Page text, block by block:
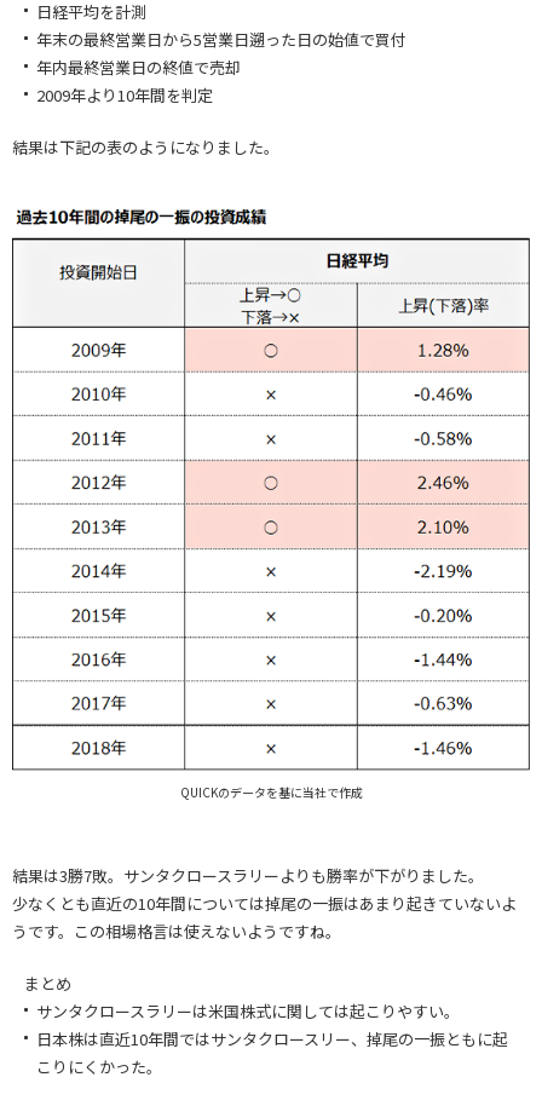
日経平均を計測
年末の最終営業日から5営業日遡った日の始値で買付
年内最終営業日の終値で売却
2009年より10年間を判定
結果は下記の表のようになりました。
QUICKのデータを基に当社で作成
結果は3勝7敗。サンタクロースラリーよりも勝率が下がりました。
少なくとも直近の10年間については掉尾の一振はあまり起きていないよ
うです。この相場格言は使えないようですね。
まとめ
サンタクロースラリーは米国株式に関しては起こりやすい。
日本株は直近10年間ではサンタクロースリー、掉尾の一振ともに起
こりにくかった。